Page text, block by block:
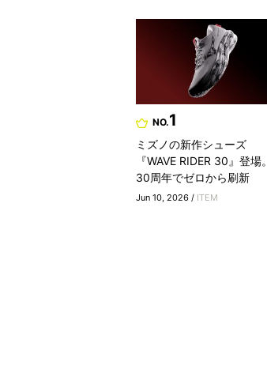
NO.1
ミズノの新作シューズ
『WAVE RIDER 30』登場。
30周年でゼロから刷新
Jun 10, 2026 / ITEM